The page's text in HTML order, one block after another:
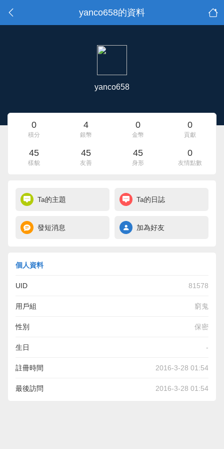
yanco658的資料
yanco658
0
積分
4
銀幣
0
金幣
0
貢獻
45
樣貌
45
友善
45
身形
0
友情點數
Ta的主題 Ta的日誌
發短消息 加為好友
個人資料
UID 81578
用戶組 窮鬼
性別 保密
生日 -
註冊時間 2016-3-28 01:54
最後訪問 2016-3-28 01:54